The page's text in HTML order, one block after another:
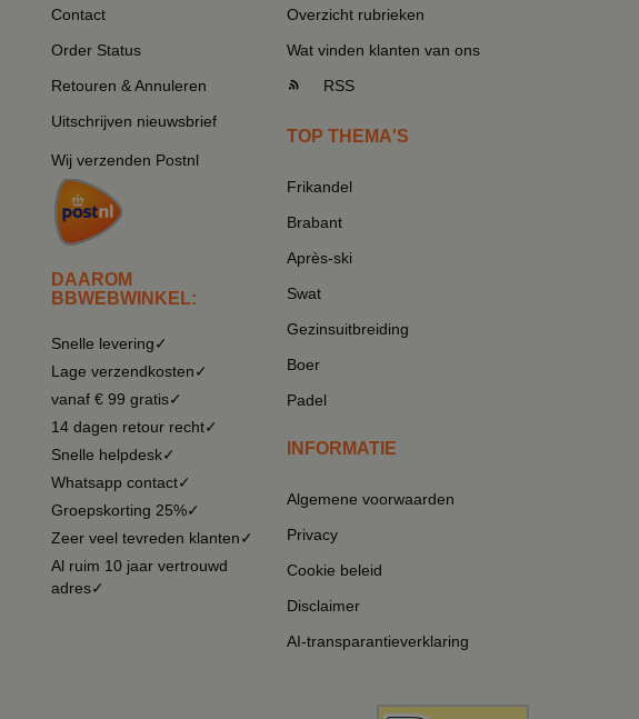
Contact
Order Status
Retouren & Annuleren
Uitschrijven nieuwsbrief
Wij verzenden Postnl
DAAROM
BBWEBWINKEL:
Snelle levering✓
Lage verzendkosten✓
vanaf € 99 gratis✓
14 dagen retour recht✓
Snelle helpdesk✓
Whatsapp contact✓
Groepskorting 25%✓
Zeer veel tevreden klanten✓
Al ruim 10 jaar vertrouwd
adres✓
Overzicht rubrieken
Wat vinden klanten van ons
RSS
TOP THEMA'S
Frikandel
Brabant
Après-ski
Swat
Gezinsuitbreiding
Boer
Padel
INFORMATIE
Algemene voorwaarden
Privacy
Cookie beleid
Disclaimer
AI-transparantieverklaring